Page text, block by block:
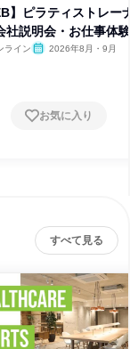
】ピラティストレー
説明会・お仕事体験
ライン
2026年8月・9月
お気に入り
すべて見る